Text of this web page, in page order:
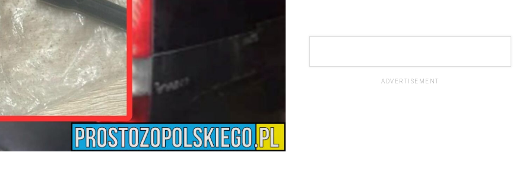
ADVERTISEMENT